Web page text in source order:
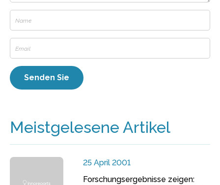
Meistgelesene Artikel
25 April 2001
Forschungsergebnisse zeigen: